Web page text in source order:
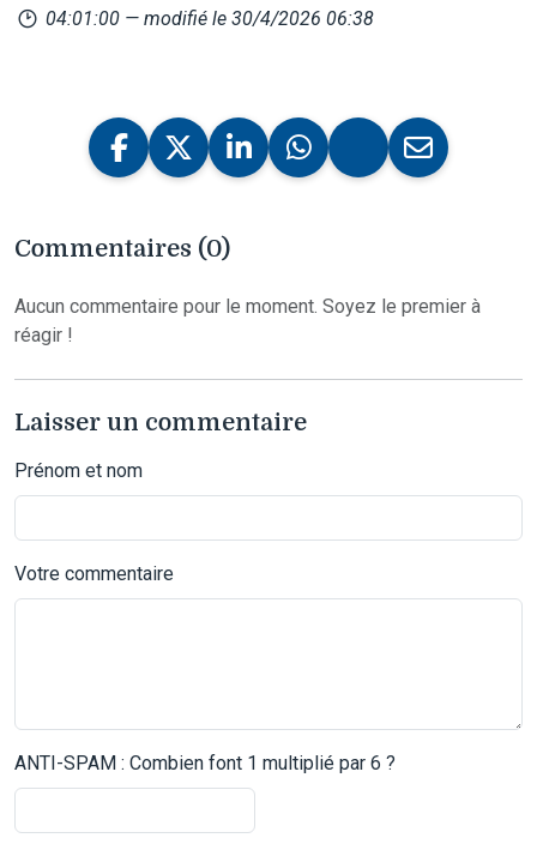
04:01:00 — modifié le 30/4/2026 06:38
Commentaires (0)
Aucun commentaire pour le moment. Soyez le premier à
réagir !
Laisser un commentaire
Prénom et nom
Votre commentaire
ANTI-SPAM : Combien font 1 multiplié par 6 ?